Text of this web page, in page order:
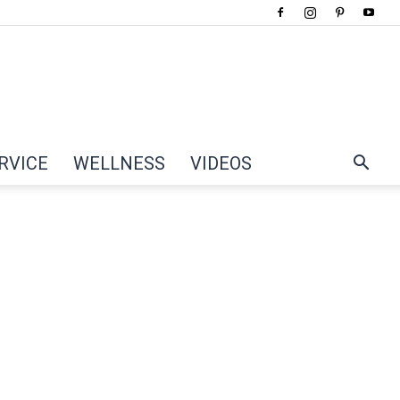
WELLNESS VIDEOS